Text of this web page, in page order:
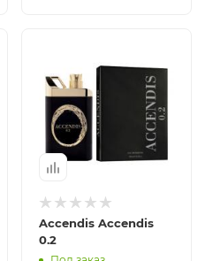
Accendis Accendis
0.2